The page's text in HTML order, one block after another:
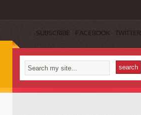
SUBSCRIBE FACEBOOK TWITTER